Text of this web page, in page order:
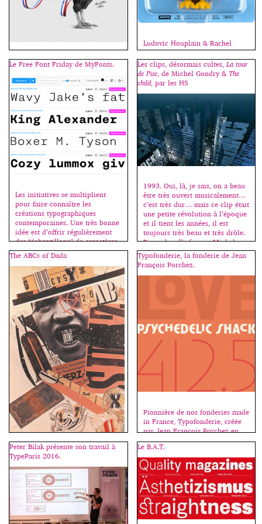
“Cette session en français se
déroule dans le cadre des
conférences Type@Paris,
organisées par Jean François
Porchez. Dès 99, Alexis Taïeb
(Tyrsa) découvre le graffiti et y
fait ses premières armes, ses
premières esquisses de lettres.
De là naitra sa vocation et son
amour de la typographie qui
guidera naturellement son
parcours scolaire. Diplômé des
Ludovic Houplain & Rachel
Cazadamont (H5) racontent leur
collaboration avec certains
artistes de la French Touch,
l’exposition Hello H5 et la
conception graphique de la
campagne d’Anne Hidalgo pour
les dernières municipales à
Paris. Une utilisation simple et
radicale de caractères
classiques, remaniés si
nécessaire pour renforcer
l’impact recherché. Plus
d’images sur le site […]
Le Free Font Friday de MyFonts.
Les initiatives se multiplient
pour faire connaître les
créations typographiques
contemporaines. Une très bonne
idée est d’offrir régulièrement
des “échantillons” de caractères
récents, permettant ainsi de les
tester et d’acheter les fontes
complémentaires si affinités.
Aujourd’hui MyFonts offre 4
variantes du Rational de Rene
Bieder (2016). Il s’agit de la
déclinaison monospace de cette
néo-grotesque qui conserve ses
doubles “a”, […]
Les clips, désormais cultes,La tour
de Pise, de Michel Gondry &The
child, par les H5
1993. Oui, là, je sais, on a beau
être très ouvert musicalement…
c’est très dur… mais ce clip était
une petite révolution à l’époque
et il tient les années, il est
toujours très beau et très drôle.
Pour plus d’infos sur Michel
Gondry -> ici et ici. 1999. Les
H5 prennent le relais avec ce
clip […]
The ABCs of Dada
Le Dadaïsme puise sa force dans
la culture du non-sens, dans
l’ironie élevée au niveau de
pratique artistique et, lorsque
Dada part à la conquête du
langage, c’est pour découvrir
une autre forme de
Typofonderie, la fonderie de Jean
François Porchez.
Pionnière de nos fonderies made
in France, Typofonderie, créée
par Jean François Porchez en
1994, s’est métamorphosée cette
année : un nouveau site, une
équipe élargie et le désir de
publier des caractères de
nouveaux créateurs. Petit retour
sur les classiques de la fonderie.
Les humanes sont rares et j’ai un
faible pour elles ; l’Apolline en
[…]
Peter Bilak présente son travail à
TypeParis 2016.
Le B.A.T.